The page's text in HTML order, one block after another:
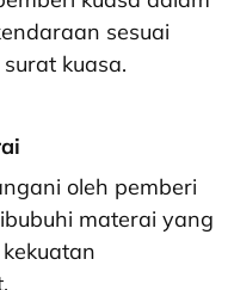
sesuai
kuasa.
oleh pemberi
materai yang